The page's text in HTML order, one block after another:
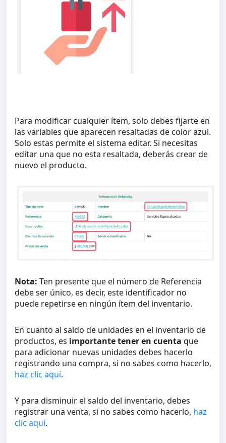
Para modificar cualquier ítem, solo debes fijarte en
las variables que aparecen resaltadas de color azul.
Solo estas permite el sistema editar. Si necesitas
editar una que no esta resaltada, deberás crear de
nuevo el producto.
Nota: Ten presente que el número de Referencia
debe ser único, es decir, este identificador no
puede repetirse en ningún ítem del inventario.
En cuanto al saldo de unidades en el inventario de
productos, es importante tener en cuenta que
para adicionar nuevas unidades debes hacerlo
registrando una compra, si no sabes como hacerlo,
haz clic aquí.
Y para disminuir el saldo del inventario, debes
registrar una venta, si no sabes como hacerlo, haz
clic aquí.